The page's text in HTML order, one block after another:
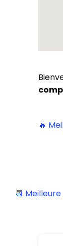
🔥
📆